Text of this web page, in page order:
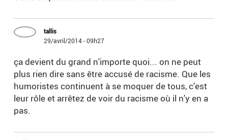
tallis
29/avril/2014 - 09h27
ça devient du grand n'importe quoi... on ne peut
plus rien dire sans être accusé de racisme. Que les
humoristes continuent à se moquer de tous, c'est
leur rôle et arrêtez de voir du racisme où il n'y en a
pas.